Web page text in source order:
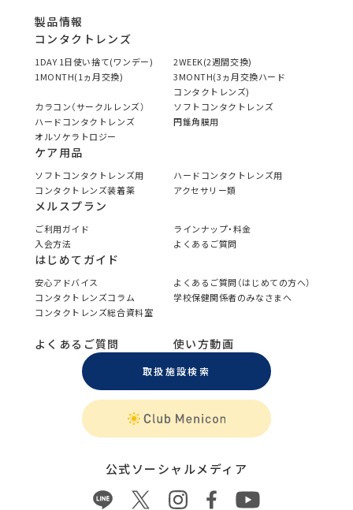
製品情報
コンタクトレンズ
1DAY 1日使い捨て(ワンデー)
2WEEK(2週間交換)
1MONTH(1ヵ月交換)
3MONTH(3ヵ月交換ハード
コンタクトレンズ)
カラコン（サークルレンズ）
ソフトコンタクトレンズ
ハードコンタクトレンズ
円錐角膜用
オルソケラトロジー
ケア用品
ソフトコンタクトレンズ用
ハードコンタクトレンズ用
コンタクトレンズ装着薬
アクセサリー類
メルスプラン
ご利用ガイド
ラインナップ・料金
入会方法
よくあるご質問
はじめてガイド
安心アドバイス
よくあるご質問（はじめての方へ）
コンタクトレンズコラム
学校保健関係者のみなさまへ
コンタクトレンズ総合資料室
よくあるご質問 使い方動画
取扱施設検索
公式ソーシャルメディア